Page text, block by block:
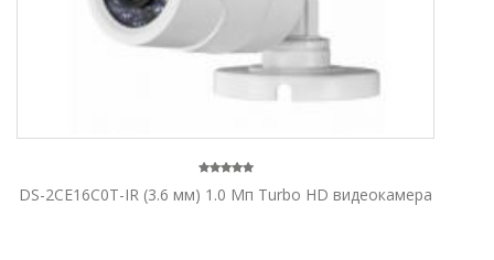
DS-2CE16C0T-IR (3.6 мм) 1.0 Мп Turbo HD видеокамера